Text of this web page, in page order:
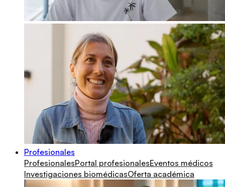
Profesionales
ProfesionalesPortal profesionalesEventos médicos
Investigaciones biomédicasOferta académica